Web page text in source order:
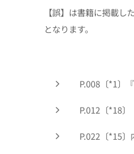
【誤】は書籍に掲載
となります。
P.008〔*1〕
P.012〔*18〕
P.022〔*15〕